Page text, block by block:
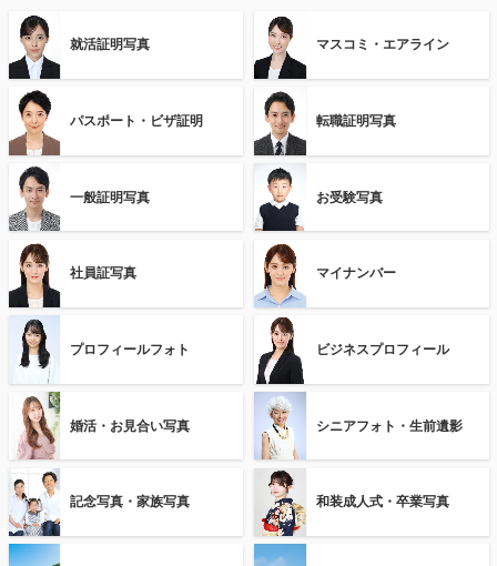
就活証明写真 マスコミ・エアライン
パスポート・ビザ証明 転職証明写真
一般証明写真 お受験写真
社員証写真 マイナンバー
プロフィールフォト ビジネスプロフィール
婚活・お見合い写真 シニアフォト・生前遺影
記念写真・家族写真 和装成人式・卒業写真